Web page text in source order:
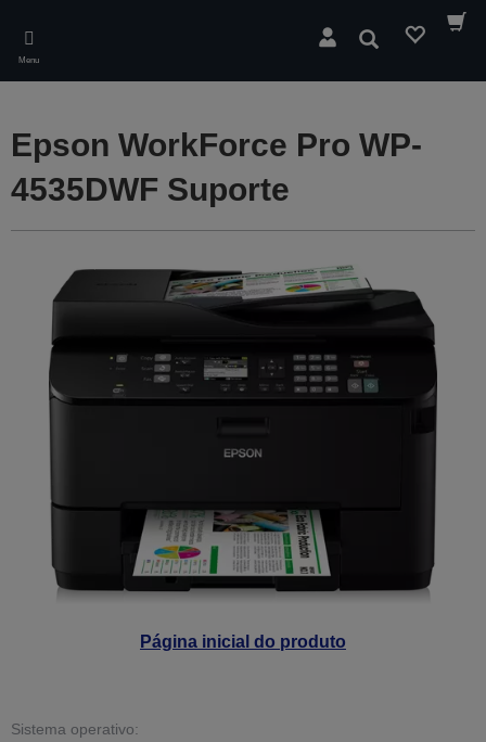
main
content
Menu
Pesquisar
Página inicial do produto
Epson WorkForce Pro WP-
4535DWF Suporte
Sistema operativo: